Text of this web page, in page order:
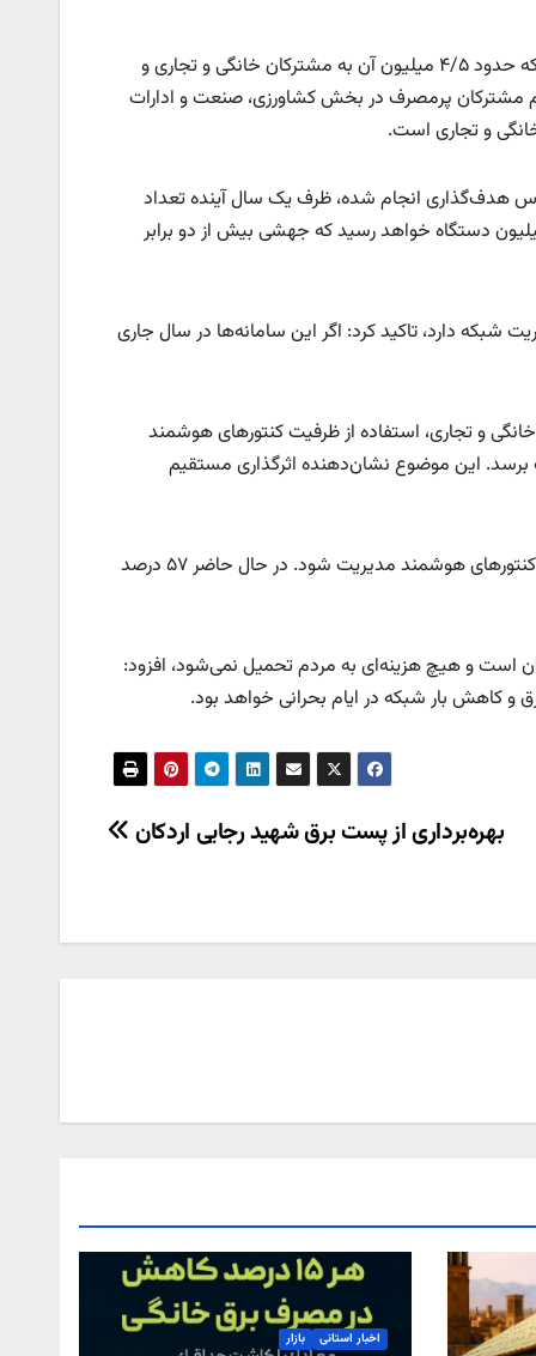
وی گفت: در حال حاضر بیش از ۵/۵ میلیون کنتور هوشمند در کشور فعال است که حدود ۴/۵ میلیون آن به مشترکان خانگی و تجاری و
مشترکان پرمصرف در بخش کشاورزی، صنعت و ادارات
و تجاری است.
هدف‌گذاری انجام شده، ظرف یک سال آینده تعداد
هوشمند و سایر تجهیزات هوشمند نصب شده در حوزه مصرف به ۱۲ میلیون دستگاه خواهد رسید که جهشی بیش از دو برابر
شبکه دارد، تاکید کرد: اگر این سامانه‌ها در سال جاری
و تجاری، استفاده از ظرفیت کنتورهای هوشمند
به ثبت برسد. این موضوع نشان‌دهنده اثرگذاری مستقیم
به گفته وی، طبق برنامه هفتم توسعه، باید حداقل ۹۰ درصد انرژی کشور از طریق کنتورهای هوشمند مدیریت شود. در حال حاضر ۵۷ درصد
است و هیچ هزینه‌ای به مردم تحمیل نمی‌شود، افزود:
و کاهش بار شبکه در ایام بحرانی خواهد بود.
بهره‌برداری از پست برق شهید رجایی اردکان
اخبار استانی بازار